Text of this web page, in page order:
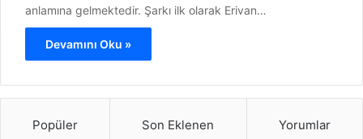
anlamına gelmektedir. Şarkı ilk olarak Erivan…
Devamını Oku »
Popüler Son Eklenen Yorumlar